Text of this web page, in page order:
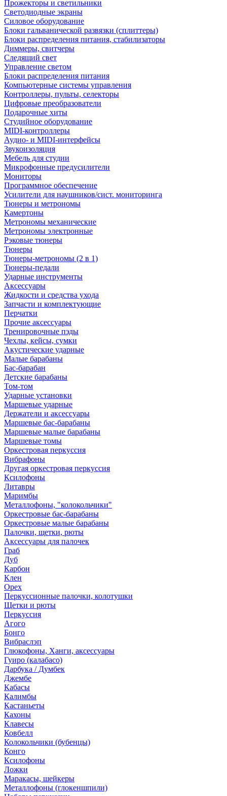
Прожекторы и светильники
Светодиодные экраны
Силовое оборудование
Блоки гальванической развязки (сплиттеры)
Блоки распределения питания, стабилизаторы
Диммеры, свитчеры
Следящий свет
Управление светом
Блоки распределения питания
Компьютерные системы управления
Контроллеры, пульты, селекторы
Цифровые преобразователи
Подарочные хиты
Студийное оборудование
MIDI-контроллеры
Аудио- и MIDI-интерфейсы
Звукоизоляция
Мебель для студии
Микрофонные предусилители
Мониторы
Программное обеспечение
Усилители для наушников/сист. мониторинга
Тюнеры и метрономы
Камертоны
Метрономы механические
Метрономы электронные
Рэковые тюнеры
Тюнеры
Тюнеры-метрономы (2 в 1)
Тюнеры-педали
Ударные инструменты
Аксессуары
Жидкости и средства ухода
Запчасти и комплектующие
Перчатки
Прочие аксессуары
Тренировочные пэды
Чехлы, кейсы, сумки
Акустические ударные
Mалые барабаны
Бас-барабан
Детские барабаны
Том-том
Ударные установки
Маршевые ударные
Держатели и аксессуары
Маршевые бас-барабаны
Маршевые малые барабаны
Маршевые томы
Оркестровая перкуссия
Вибрафоны
Другая оркестровая перкуссия
Ксилофоны
Литавры
Маримбы
Металлофоны, "колокольчики"
Оркестровые бас-барабаны
Оркестровые малые барабаны
Палочки, щетки, рюты
Аксессуары для палочек
Граб
Дуб
Карбон
Клен
Орех
Перкуссионные палочки, колотушки
Щетки и рюты
Перкуссия
Агого
Бонго
Вибраслэп
Глюкофоны, Ханги, аксессуары
Гуиро (калабасо)
Дарбука / Думбек
Джембе
Кабасы
Калимбы
Кастаньеты
Кахоны
Клавесы
Ковбелл
Колокольчики (бубенцы)
Конго
Ксилофоны
Ложки
Маракасы, шейкеры
Металлофоны (глокеншпили)